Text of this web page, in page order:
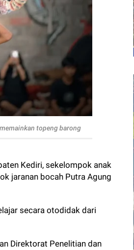
topeng barong
Kediri, sekelompok anak
jaranan bocah Putra Agung
secara otodidak dari
Direktorat Penelitian dan